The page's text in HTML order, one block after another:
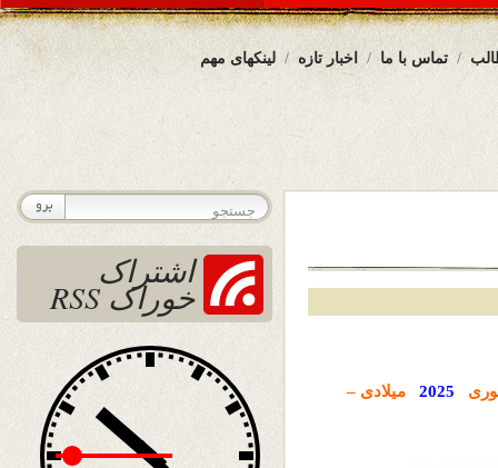
لینکهای مهم اخبار تازه تماس با ما
2025 میلادی –
اشتراک
خوراک RSS